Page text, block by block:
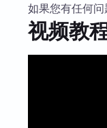
如果您有任何
视频教